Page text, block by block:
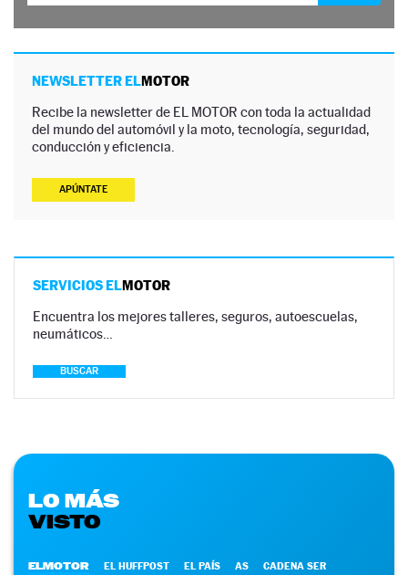
NEWSLETTER ELMOTOR
Recibe la newsletter de EL MOTOR con toda la actualidad
del mundo del automóvil y la moto, tecnología, seguridad,
conducción y eficiencia.
APÚNTATE
SERVICIOS ELMOTOR
Encuentra los mejores talleres, seguros, autoescuelas,
neumáticos…
BUSCAR
LO MÁS
VISTO
ELMOTOR EL HUFFPOST EL PAÍS AS CADENA SER